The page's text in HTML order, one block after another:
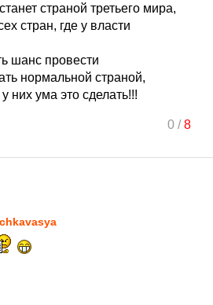
страной третьего мира,
стран, где у власти
шанс провести
нормальной страной,
них ума это сделать!!!
0/8